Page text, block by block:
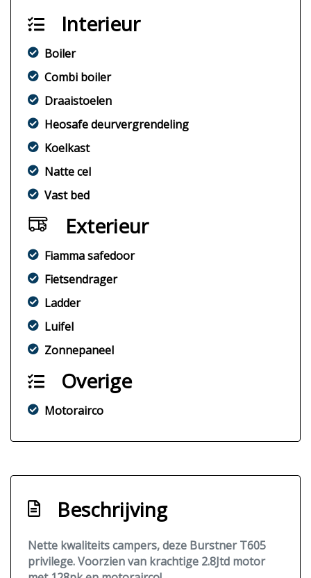
Interieur
Boiler
Combi boiler
Draaistoelen
Heosafe deurvergrendeling
Koelkast
Natte cel
Vast bed
Exterieur
Fiamma safedoor
Fietsendrager
Ladder
Luifel
Zonnepaneel
Overige
Motorairco
Beschrijving
Nette kwaliteits campers, deze Burstner T605
privilege. Voorzien van krachtige 2.8Jtd motor